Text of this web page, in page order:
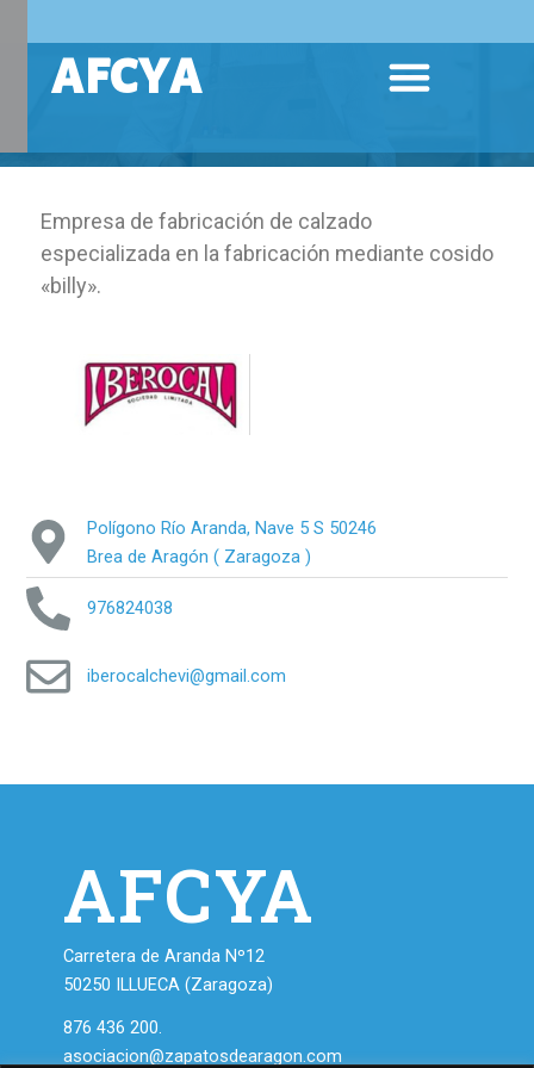
contenidoAFCYA Menú
Polígono Río Aranda, Nave 5 S 50246
Brea de Aragón ( Zaragoza )
976824038
iberocalchevi@gmail.com
Empresa de fabricación de calzado
especializada en la fabricación mediante cosido
«billy».
AFCYA
Carretera de Aranda Nº12
50250 ILLUECA (Zaragoza)
876 436 200.
asociacion@zapatosdearagon.com